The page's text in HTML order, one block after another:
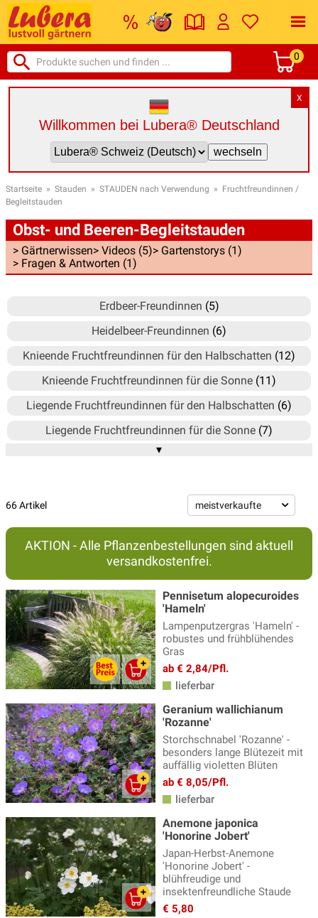
0
X
Willkommen bei Lubera® Deutschland
Startseite » Stauden » STAUDEN nach Verwendung » Fruchtfreundinnen /
Begleitstauden
Obst- und Beeren-Begleitstauden
> Gärtnerwissen> Videos (5)> Gartenstorys (1)
> Fragen & Antworten (1)
Erdbeer-Freundinnen (5)
Heidelbeer-Freundinnen (6)
Knieende Fruchtfreundinnen für den Halbschatten (12)
Knieende Fruchtfreundinnen für die Sonne (11)
Liegende Fruchtfreundinnen für den Halbschatten (6)
Liegende Fruchtfreundinnen für die Sonne (7)
Nützliche Fruchtfreundinnen - essbare Stauden
Stehende Fruchtfreundinnen(8)
Topf-Freundinnen(4)
▾
66 Artikel
AKTION - Alle Pflanzenbestellungen sind aktuell
versandkostenfrei.
Pennisetum alopecuroides
'Hameln'
Lampenputzergras 'Hameln' -
robustes und frühblühendes
Gras
ab € 2,84/Pfl.
lieferbar
Geranium wallichianum
'Rozanne'
Storchschnabel 'Rozanne' -
besonders lange Blütezeit mit
auffällig violetten Blüten
ab € 8,05/Pfl.
lieferbar
Anemone japonica
'Honorine Jobert'
Japan-Herbst-Anemone
'Honorine Jobert' -
blühfreudige und
insektenfreundliche Staude
€ 5,80